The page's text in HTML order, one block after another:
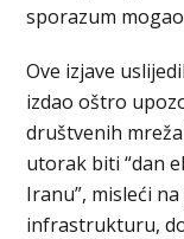
sporazum
Ove izjave
izdao oštro
društvenih
utorak biti “dan
Iranu”, misleći
infrastrukturu,